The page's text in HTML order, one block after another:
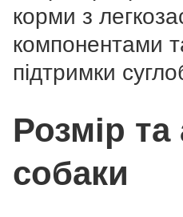
корми з
компонентами
підтримки
Розмір та
собаки